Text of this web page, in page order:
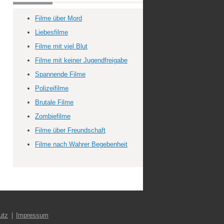
Filme über Mord
Liebesfilme
Filme mit viel Blut
Filme mit keiner Jugendfreigabe
Spannende Filme
Polizeifilme
Brutale Filme
Zombiefilme
Filme über Freundschaft
Filme nach Wahrer Begebenheit
Impressum